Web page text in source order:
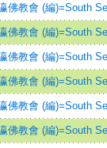
佛教會 (編)=South
佛教會 (編)=South
佛教會 (編)=South
佛教會 (編)=South
佛教會 (編)=South
佛教會 (編)=South